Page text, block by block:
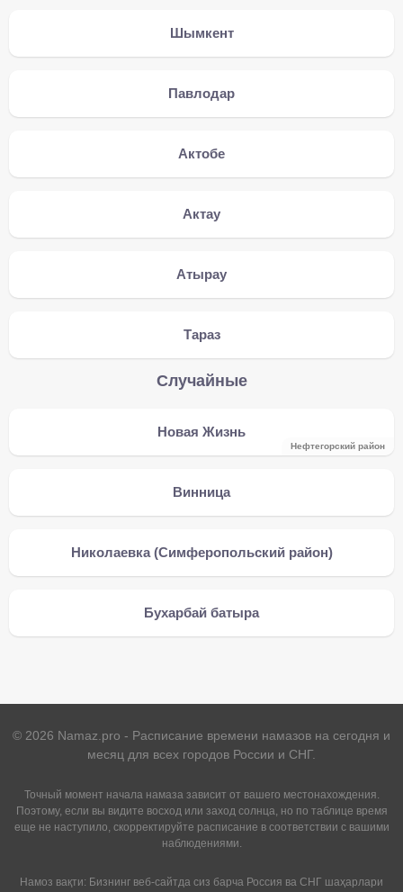
Шымкент
Павлодар
Актобе
Актау
Атырау
Тараз
Случайные
Новая Жизнь
Нефтегорский район
Винница
Николаевка (Симферопольский район)
Бухарбай батыра
© 2026 Namaz.pro - Расписание времени намазов на сегодня и
месяц для всех городов России и СНГ.
Точный момент начала намаза зависит от вашего местонахождения.
Поэтому, если вы видите восход или заход солнца, но по таблице время
еще не наступило, скорректируйте расписание в соответствии с вашими
наблюдениями.
Намоз вақти: Бизнинг веб-сайтда сиз барча Россия ва СНГ шаҳарлари